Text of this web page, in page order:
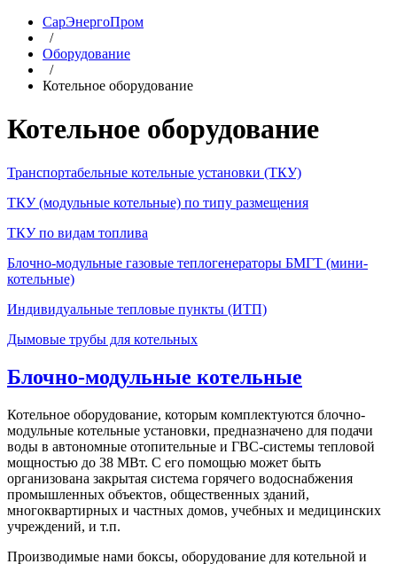
СарЭнергоПром
/
Оборудование
/
Котельное оборудование
Котельное оборудование
Транспортабельные котельные установки (ТКУ)
ТКУ (модульные котельные) по типу размещения
ТКУ по видам топлива
Блочно-модульные газовые теплогенераторы БМГТ (мини-
котельные)
Индивидуальные тепловые пункты (ИТП)
Дымовые трубы для котельных
Блочно-модульные котельные
Котельное оборудование, которым комплектуются блочно-
модульные котельные установки, предназначено для подачи
воды в автономные отопительные и ГВС-системы тепловой
мощностью до 38 МВт. С его помощью может быть
организована закрытая система горячего водоснабжения
промышленных объектов, общественных зданий,
многоквартирных и частных домов, учебных и медицинских
учреждений, и т.п.
Производимые нами боксы, оборудование для котельной и